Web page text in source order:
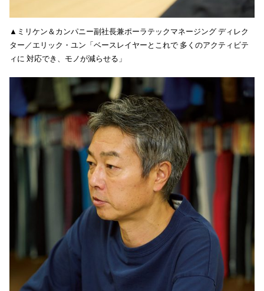
▲ミリケン＆カンパニー副社長兼ポーラテックマネージング ディレク
ター／エリック・ユン「ベースレイヤーとこれで 多くのアクティビテ
ィに 対応でき、モノが減らせる」